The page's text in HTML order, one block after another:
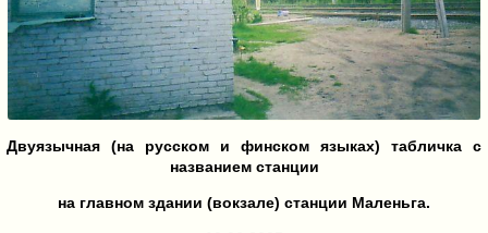
Двуязычная (на русском и финском языках) табличка с
названием станции
на главном здании (вокзале) станции Маленьга.